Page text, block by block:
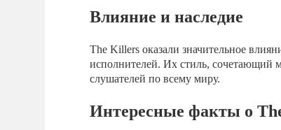
Влияние и наследие
The Killers оказали значительное
исполнителей. Их стиль, сочетающий
слушателей по всему миру.
Интересные факты о